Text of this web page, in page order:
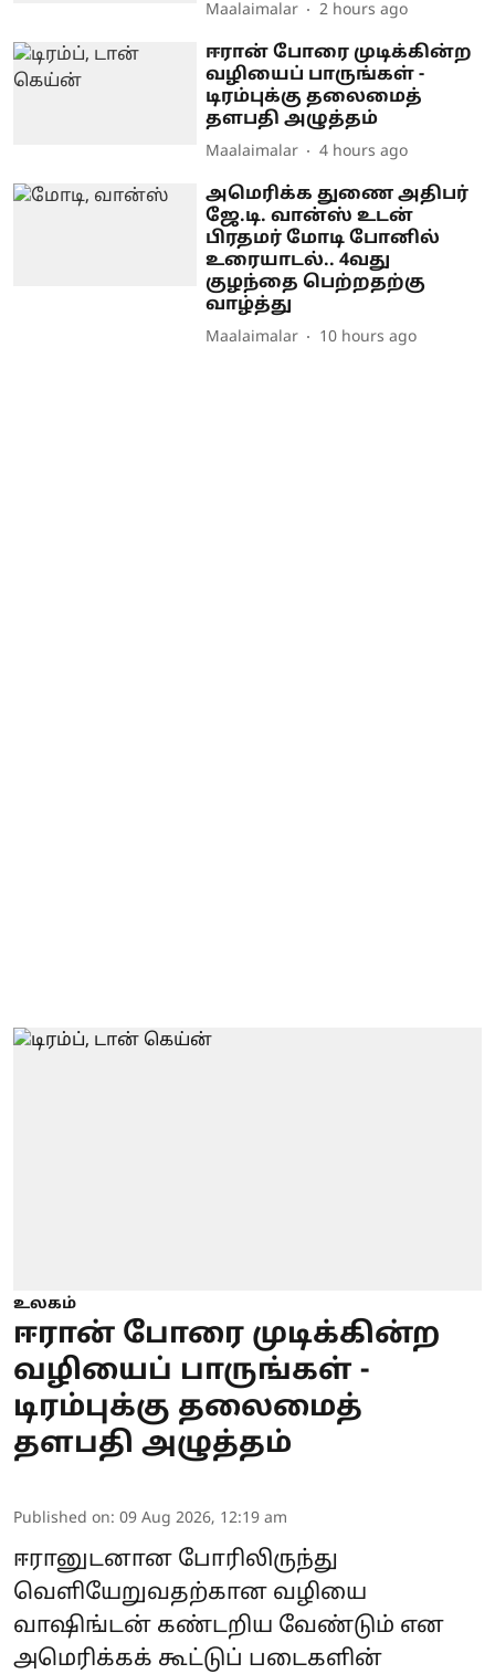
Maalaimalar 2 hours ago
ஈரான் போரை முடிக்கின்ற
வழியைப் பாருங்கள் -
டிரம்புக்கு தலைமைத்
தளபதி அழுத்தம்
Maalaimalar 4 hours ago
அமெரிக்க துணை அதிபர்
ஜே.டி. வான்ஸ் உடன்
பிரதமர் மோடி போனில்
உரையாடல்.. 4வது
குழந்தை பெற்றதற்கு
வாழ்த்து
Maalaimalar 10 hours ago
உலகம்
ஈரான் போரை முடிக்கின்ற
வழியைப் பாருங்கள் -
டிரம்புக்கு தலைமைத்
தளபதி அழுத்தம்
Published on: 09 Aug 2026, 12:19 am
ஈரானுடனான போரிலிருந்து
வெளியேறுவதற்கான வழியை
வாஷிங்டன் கண்டறிய வேண்டும் என
அமெரிக்கக் கூட்டுப் படைகளின்